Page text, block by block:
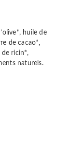
huile de
de cacao*,
de ricin*,
naturels.